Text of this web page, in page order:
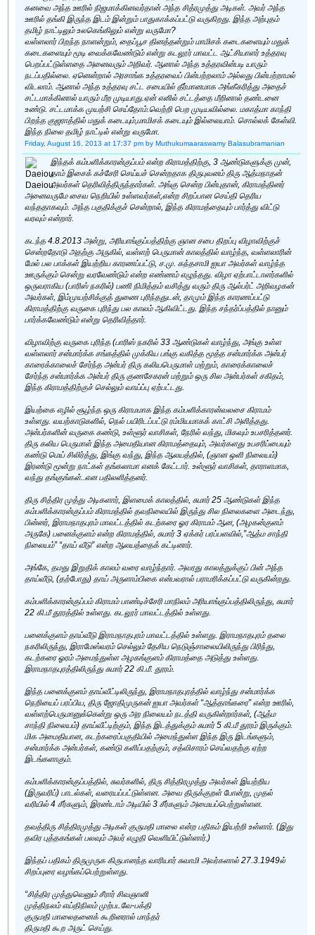
கனவை அந்த ஊரில் நிஜமாக்கினவர்தான் அந்த சித்ரமுத்து அடிகள். அவர் அந்த
ஊரில் தங்கி இருந்த இடம் இன்றும் பாதுகாக்கப்பட்டு வருகிறது. இந்த அற்புதம்
தமிழ் நாட்டிலும் உலகெங்கிலும் என்று வருமோ?
வள்ளலார் பிறந்த நாளன்றும், தைப்பூச தினத்தன்றும் மாமிசக் கடைகளையும் மதுக்
கடைகளையும் மூடி வைக்கவேண்டும் என்று கடலூர் மாவட்ட ஆட்சியாளர் உத்தரவு
பெறப்பட்டுள்ளதை அனைவரும் அறிவர். ஆனால் அந்த உத்தரவின்படி யாரும்
நடப்பதில்லை. ஏனென்றால் அரசாங்க உத்தரவைப் பின்பற்றலாம் அல்லது பின்பற்றாமல்
விடலாம். ஆனால் அந்த உத்தரவு சட்ட சபையில் தீர்மானமாக அங்கீகரித்து அதைச்
சட்டமாக்கினால் யாரும் மீற முடியாது.ஏன் எனில் சட்டத்தை மீறினால் தண்டனை
உண்டு. சட்டமாக்க முயற்சி செய்தோம்.வெற்றி பெற முடியவில்லை. மகாத்மா காந்தி
பிறந்த குஜராத்தில் மதுக் கடையும்,மாமிசக் கடையும் இல்லையாம். சொல்லக் கேள்வி.
இந்த நிலை தமிழ் நாட்டில் என்று வருமோ.
Friday, August 16, 2013 at 17:37 pm by Muthukumaaraswamy Balasubramanian
இந்தக் கம்பளிக்காரன்குப்பம் என்ற கிராமத்திற்கு, 3 ஆண்டுகளுக்கு முன்,
தாம் இசைக் கச்சேரி செய்யச் சென்றதாக திருபுவனம் திரு ஆத்மநாதன்
அவர்கள் தெரிவித்திருந்தார்கள். அங்கு சென்ற பின்புதான், கிராமத்தினர்
அனைவருமே சைவ நெறியில் உள்ளவர்கள்,என்ற சிறப்பான செய்தி தெரிய
வந்ததாகவும். அந்த பகுதிக்குச் சென்றால், இந்த கிராமத்தையும் பார்த்து விட்டு
வரவும் என்றார்.
கடந்த 4.8.2013 அன்று, அரியாங்குப்பத்திற்கு ஞான சபை திறப்பு விழாவிற்குச்
சென்றதோடு அதற்கு அருகில், வள்ளற் பெருமான் காலத்தில் வாழ்ந்த, வள்ளலாரின்
மேல் பல பாக்கள் இயற்றிய காரணப்பட்டு, ச.மு. கந்தசாமி ஐயா அவர்கள் வாழ்ந்த
ஊருக்கும் சென்று வரவேண்டும் என்ற எண்ணம் எழுந்தது. விழா ஏற்பாட்டாளர்களில்
ஒருவராகிய (பாரிஸ் நகரில்) பணி நிமித்தம் வசித்து வரும் திரு ஆல்பர்ட் அறிவழகன்
அவர்கள், இம்முயற்சிக்குத் துணை புரிந்ததுடன், தாமும் இந்த காரணப்பட்டு
கிராமத்திற்கு வருகை புரிந்து பல காலம் ஆகிவிட்டது. இந்த சந்தர்ப்பத்தில் நானும்
பார்க்கவேண்டும் என்று தெரிவித்தார்.
விழாவிற்கு வருகை புரிந்த (பாரிஸ் நகரில் 33 ஆண்டுகள் வாழ்ந்து, அங்கு உள்ள
வள்ளலார் சன்மார்க்க சங்கத்தில் முக்கிய பங்கு வகித்த மூத்த சன்மார்க்க அன்பர்
காரைக்காலைச் சேர்ந்த அன்பர் திரு கலியபெருமாள் மற்றும், காரைக்காலைச்
சேர்ந்த சன்மார்க்க அன்பர் திரு குணசேகரன் மற்றும் ஒரு சில அன்பர்கள் சகிதம்,
இந்த கிராமத்திற்குச் செல்லும் வாய்ப்பு ஏற்பட்டது.
இயற்கை எழில் சூழ்ந்த ஒரு கிராமமாக இந்த கம்பளிக்காரன்வலசை கிராமம்
உள்ளது. வயற்காடுகளில், நெல் பயிரிடப்பட்டு ரம்மியமாகக் காட்சி அளித்தது.
அன்பர்களின் வருகை கண்டு, உள்ளூர் வாசிகள், நேரில் வந்து, மிகவும் உபசரித்தனர்.
திரு கலிய பெருமாள் இந்த அமைதியான கிராமத்தையும், அவர்களது உபசரிப்பையும்
கண்டு மெய் சிலிர்த்து, இங்கு வந்து, இந்த ஆலயத்தில், (ஞான ஒளி நிலையம்)
இரண்டு மூன்று நாட்கள் தங்கலாமா எனக் கேட்டார். உள்ளூர் வாசிகள், தாராளமாக,
வந்து தங்குங்கள்..என பதிலளித்தனர்.
திரு சித்திர முத்து அடிகளார், இளமைக் காலத்தில், சுமார் 25 ஆண்டுகள் இந்த
கம்பளிக்காரன்குப்பம் கிராமத்தில் தவநிலையில் இருந்து சில நிலைகளை அடைந்து,
பின்னர், இராமநாதபுரம் மாவட்டத்தில் கடற்கரை ஓர கிராமம் ஆன, (அழகன்குளம்
அருகே) பனைக்குளம் என்ற கிராமத்தில், சுமார் 3 ஏக்கர் பரப்பளவில்,”ஆத்ம சாந்தி
நிலையம்” “தாய் வீடு” என்ற ஆலயத்தைக் கட்டினார்.
அங்கே, தமது இறுதிக் காலம் வரை வாழ்ந்தார். அவரது காலத்துக்குப் பின் அந்த
தாய்வீடு, (தற்போது) தாய் அருளாம்பிகை என்பவரால் பராமரிக்கப்பட்டு வருகின்றது.
கம்பளிக்காரன்குப்பம் கிராமம் பாண்டிச்சேரி மாநிலம் அரியாங்குப்பத்திலிருந்து, சுமார்
22 கி.மீ தூரத்தில் உள்ளது. கடலூர் மாவட்டத்தில் உள்ளது.
பனைக்குளம் தாய்வீடு இராமநாதபுரம் மாவட்டத்தில் உள்ளது. இராமநாதபுரம் தலை
நகரிலிருந்து, இராமேஸ்வரம் செல்லும் தேசிய நெடுஞ்சாலையிலிருந்து பிரிந்து,
கடற்கரை ஓரம் அமைந்துள்ள அழகங்குளம் கிராமத்தை அடுத்து உள்ளது.
இராமநாதபுரத்திலிருந்து சுமார் 22 கி.மீ. தூரம்.
இந்த பனைக்குளம் தாய்வீட்டிலிருந்து, இராமநாதபுரத்தில் வாழ்ந்து சன்மார்க்க
நெறியைப் பரப்பிய, திரு ஜோதிமுருகன் ஐயா அவர்கள் “ஆத்தாங்கரை” என்ற ஊரில்,
வள்ளற்பெருமானுக்கென்று ஒரு அற நிலையம் நடத்தி வருகின்றார்கள், (ஆத்ம
சாந்தி நிலையம்) தாய்வீட்டிற்கும், இந்த இடத்துக்கும் சுமார் 5 கி.மீ தூரம் இருக்கும்.
மிக அமைதியான, கடற்கரைப்பகுதியில் அமைந்துள்ள இந்த இரு இடங்களும்,
சன்மார்க்க அன்பர்கள், கண்டு களிப்பதற்கும், சத்விசாரம் செய்வதற்கு ஏற்ற
இடங்களாகும்.
கம்பளிக்காரன்குப்பத்தில், சுவர்களில், திரு சித்திரமுத்து அவர்கள் இயற்றிய
(இருவரிப்) பாடல்கள், வரையப்பட்டுள்ளன. அவை திருக்குறள் போன்று, முதல்
வரியில் 4 சீர்களும், இரண்டாம் அடியில் 3 சீர்களும் அமையப்பெற்றுள்ளன.
தவத்திரு சித்திரமுத்து அடிகள் குருமதி மாலை என்ற பதிகம் இயற்றி உள்ளார். (இது
தவிர புத்தகங்கள் பலவும் அவர் எழுதி வெளியிட்டுள்ளார்.)
இந்தப் பதிகம் திருமுருக கிருபானந்த வாரியார் சுவாமி அவர்களால் 27.3.1949ல்
சிறப்புரை வழங்கப்பெற்றுள்ளது.
“சித்திர முத்துவெனும் சீரார் சிவஞானி
முத்திநலம் எய்திநிலம் முற்படவே-பக்தி
குருமதி மாலைதனைக் கூறினரால் மாந்தர்
திருமதி கூற அருட் செய்து.